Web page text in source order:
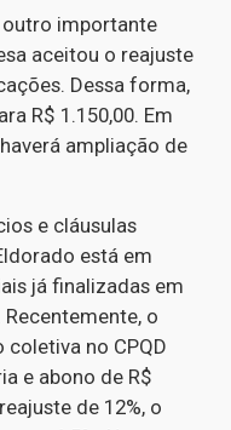
importante
aceitou o reajuste
Dessa forma,
R$ 1.150,00. Em
ampliação de
e cláusulas
está em
já finalizadas em
o
coletiva no CPQD
e abono de R$
de 12%, o